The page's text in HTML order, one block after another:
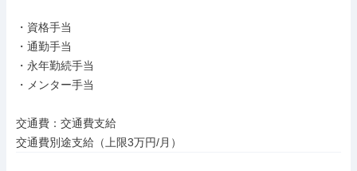
・資格手当
・通勤手当
・永年勤続手当
・メンター手当
交通費：交通費支給
交通費別途支給（上限3万円/月）